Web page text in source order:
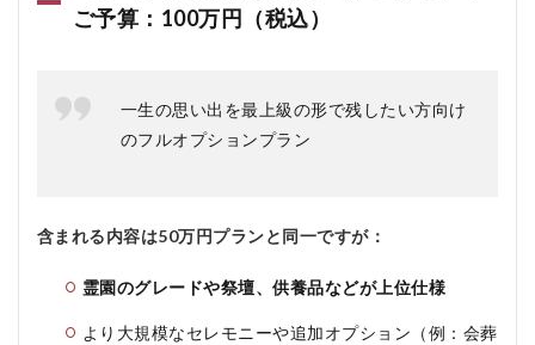
ご予算：100万円（税込）
一生の思い出を最上級の形で残したい方向け
のフルオプションプラン
含まれる内容は50万円プランと同一ですが：
霊園のグレードや祭壇、供養品などが上位仕様
より大規模なセレモニーや追加オプション（例：会葬